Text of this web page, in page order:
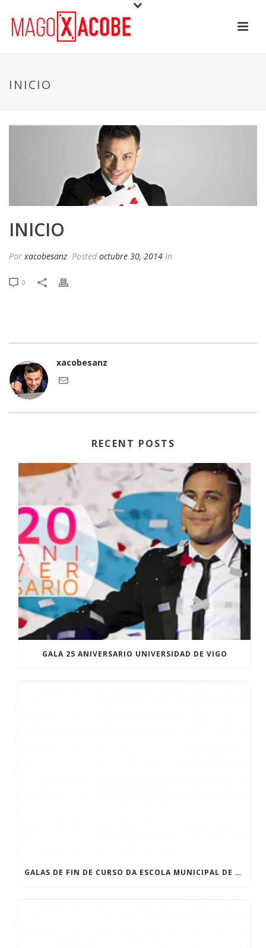
INICIO
INICIO
Por xacobesanz Posted octubre 30, 2014 In
0
xacobesanz
RECENT POSTS
GALA 25 ANIVERSARIO UNIVERSIDAD DE VIGO
GALAS DE FIN DE CURSO DA ESCOLA MUNICIPAL DE MAXIA